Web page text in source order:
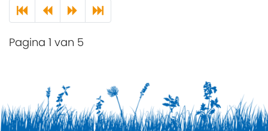
Pagina 1 van 5